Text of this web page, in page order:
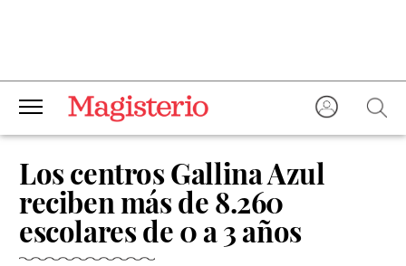
Los centros Gallina Azul
reciben más de 8.260
escolares de 0 a 3 años